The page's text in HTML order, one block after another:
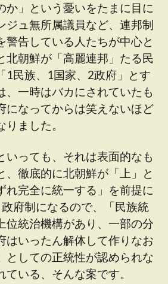
か」という憂いをたまに目に
ジュ無所属議員など、連邦制
警告している人たちが中心と
北朝鮮が「高麗連邦」たる民
1民族、1国家、2政府」とす
、一時はバカにされていたも
になってからは笑えないほど
ました。
いっても、それは表面的なも
、徹底的に北朝鮮が「上」と
れ完全に統一する」を前提に
府制になるので、「民族統
位統治機構があり、一部の分
はいったん解体して作りなお
としての正統性が認められな
いる、そんな案です。